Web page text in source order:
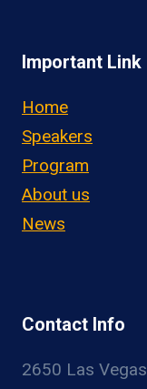
Important Link
Home
Speakers
Program
About us
News
Contact Info
2650 Las